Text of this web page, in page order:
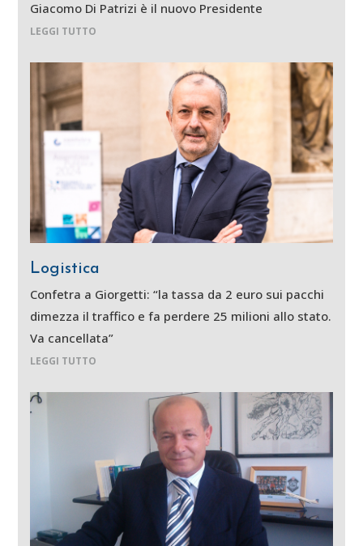
Giacomo Di Patrizi è il nuovo Presidente
LEGGI TUTTO
Logistica
Confetra a Giorgetti: “la tassa da 2 euro sui pacchi
dimezza il traffico e fa perdere 25 milioni allo stato.
Va cancellata”
LEGGI TUTTO